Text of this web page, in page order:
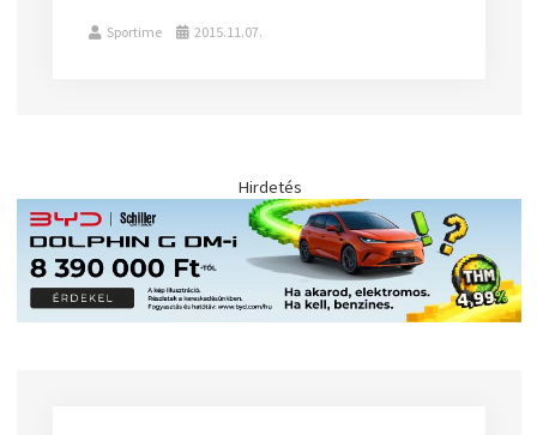
Sportime 2015.11.07.
Hirdetés